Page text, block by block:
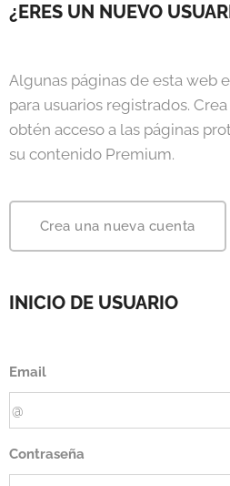
¿ERES UN NUEVO
Algunas páginas de esta web
para usuarios registrados.
obtén acceso a las páginas
su contenido Premium.
Crea una nueva cuenta
INICIO DE USUARIO
Email
Contraseña